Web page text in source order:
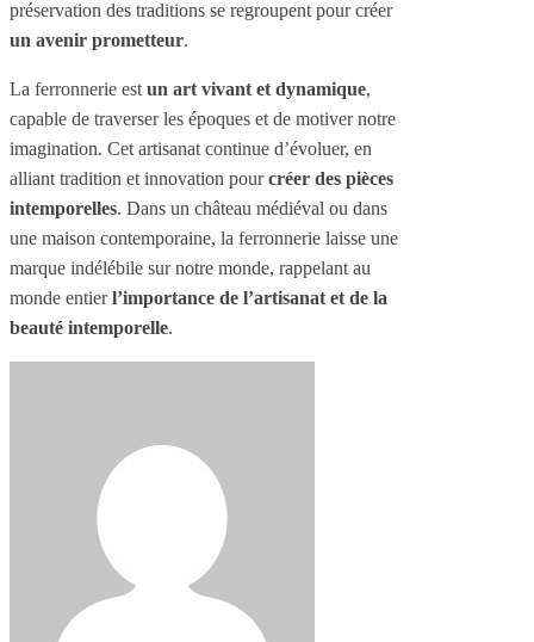
préservation des traditions se regroupent pour créer
un avenir prometteur.
La ferronnerie est un art vivant et dynamique,
capable de traverser les époques et de motiver notre
imagination. Cet artisanat continue d’évoluer, en
alliant tradition et innovation pourcréer des pièces
intemporelles. Dans un château médiéval ou dans
une maison contemporaine, la ferronnerie laisse une
marque indélébile sur notre monde, rappelant au
monde entierl’importance de l’artisanat et de la
beauté intemporelle.